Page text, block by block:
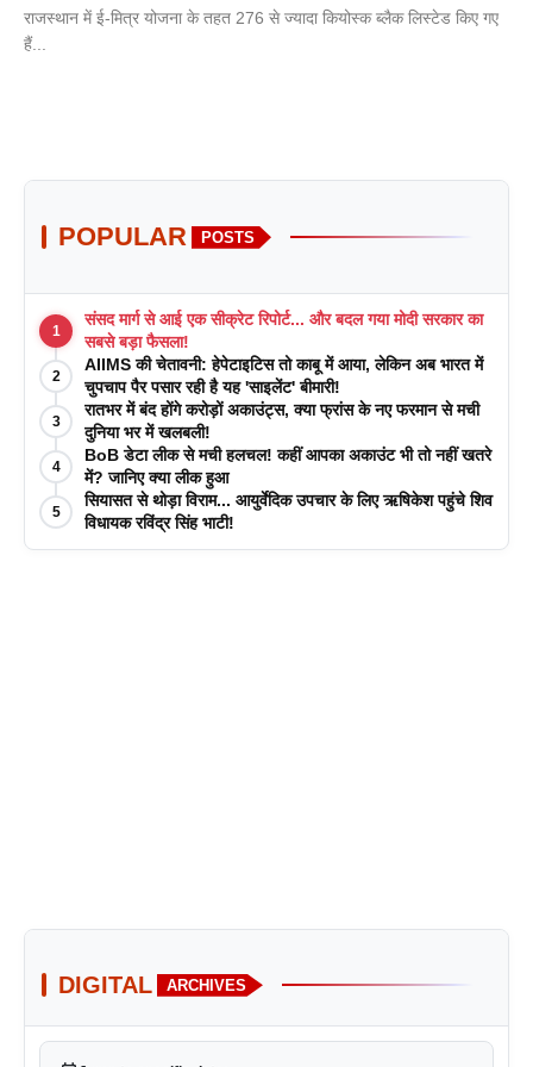
राजस्थान में ई-मित्र योजना के तहत 276 से ज्यादा कियोस्क ब्लैक लिस्टेड किए गए
हैं...
POPULAR POSTS
1
संसद मार्ग से आई एक सीक्रेट रिपोर्ट... और बदल गया मोदी सरकार का
सबसे बड़ा फैसला!
2
AIIMS की चेतावनी: हेपेटाइटिस तो काबू में आया, लेकिन अब भारत में
चुपचाप पैर पसार रही है यह 'साइलेंट' बीमारी!
3
रातभर में बंद होंगे करोड़ों अकाउंट्स, क्या फ्रांस के नए फरमान से मची
दुनिया भर में खलबली!
4
BoB डेटा लीक से मची हलचल! कहीं आपका अकाउंट भी तो नहीं खतरे
में? जानिए क्या लीक हुआ
5
सियासत से थोड़ा विराम... आयुर्वेदिक उपचार के लिए ऋषिकेश पहुंचे शिव
विधायक रविंद्र सिंह भाटी!
DIGITAL ARCHIVES